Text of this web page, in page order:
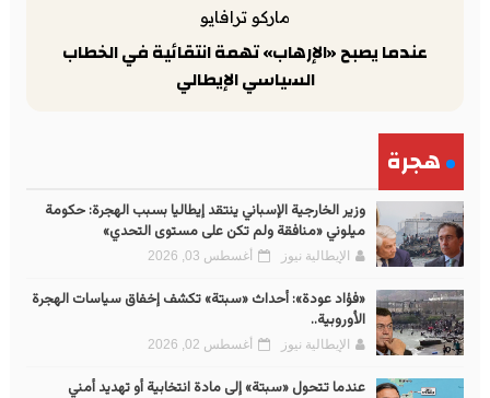
ماركو ترافايو
عندما يصبح «الإرهاب» تهمة انتقائية في الخطاب
السياسي الإيطالي
هجرة
وزير الخارجية الإسباني ينتقد إيطاليا بسبب الهجرة: حكومة
ميلوني «منافقة ولم تكن على مستوى التحدي»
الإيطالية نيوز أغسطس 03, 2026
«فؤاد عودة»: أحداث «سبتة» تكشف إخفاق سياسات الهجرة
الأوروبية..
الإيطالية نيوز أغسطس 02, 2026
عندما تتحول «سبتة» إلى مادة انتخابية أو تهديد أمني